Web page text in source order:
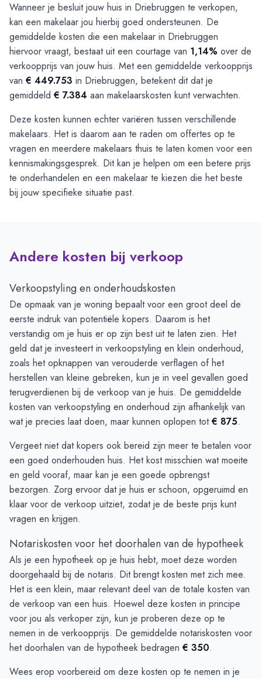
Wanneer je besluit jouw huis in Driebruggen te verkopen,
kan een makelaar jou hierbij goed ondersteunen. De
gemiddelde kosten die een makelaar in Driebruggen
hiervoor vraagt, bestaat uit een courtage van 1,14% over de
verkoopprijs van jouw huis. Met een gemiddelde verkoopprijs
van € 449.753 in Driebruggen, betekent dit dat je
gemiddeld € 7.384 aan makelaarskosten kunt verwachten.
Deze kosten kunnen echter variëren tussen verschillende
makelaars. Het is daarom aan te raden om offertes op te
vragen en meerdere makelaars thuis te laten komen voor een
kennismakingsgesprek. Dit kan je helpen om een betere prijs
te onderhandelen en een makelaar te kiezen die het beste
bij jouw specifieke situatie past.
Andere kosten bij verkoop
Verkoopstyling en onderhoudskosten
De opmaak van je woning bepaalt voor een groot deel de
eerste indruk van potentiële kopers. Daarom is het
verstandig om je huis er op zijn best uit te laten zien. Het
geld dat je investeert in verkoopstyling en klein onderhoud,
zoals het opknappen van verouderde verflagen of het
herstellen van kleine gebreken, kun je in veel gevallen goed
terugverdienen bij de verkoop van je huis. De gemiddelde
kosten van verkoopstyling en onderhoud zijn afhankelijk van
wat je precies laat doen, maar kunnen oplopen tot€ 875.
Vergeet niet dat kopers ook bereid zijn meer te betalen voor
een goed onderhouden huis. Het kost misschien wat moeite
en geld vooraf, maar kan je een goede opbrengst
bezorgen. Zorg ervoor dat je huis er schoon, opgeruimd en
klaar voor de verkoop uitziet, zodat je de beste prijs kunt
vragen en krijgen.
Notariskosten voor het doorhalen van de hypotheek
Als je een hypotheek op je huis hebt, moet deze worden
doorgehaald bij de notaris. Dit brengt kosten met zich mee.
Het is een klein, maar relevant deel van de totale kosten van
de verkoop van een huis. Hoewel deze kosten in principe
voor jou als verkoper zijn, kun je proberen deze op te
nemen in de verkoopprijs. De gemiddelde notariskosten voor
het doorhalen van de hypotheek bedragen € 350.
Wees erop voorbereid om deze kosten op te nemen in je